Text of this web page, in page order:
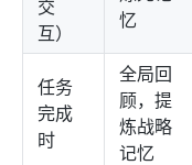
交
互）
忆
任务
完成
时
全局回
顾，提
炼战略
记忆